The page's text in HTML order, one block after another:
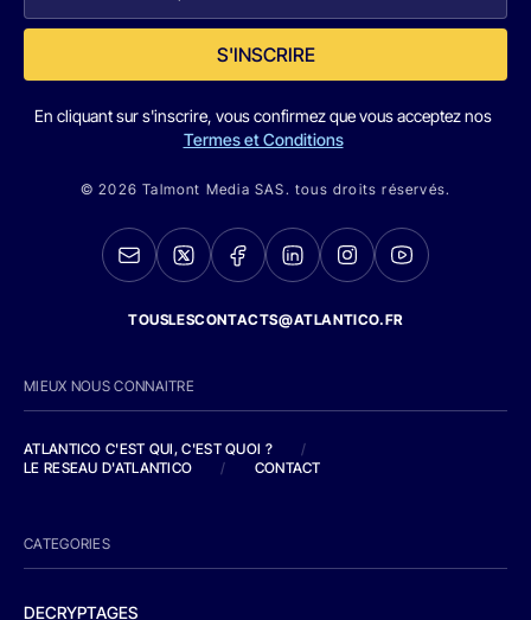
S'INSCRIRE
En cliquant sur s'inscrire, vous confirmez que vous acceptez nos
Termes et Conditions
© 2026 Talmont Media SAS. tous droits réservés.
TOUSLESCONTACTS@ATLANTICO.FR
MIEUX NOUS CONNAITRE
ATLANTICO C'EST QUI, C'EST QUOI ?
/
LE RESEAU D'ATLANTICO
/ CONTACT
CATEGORIES
DECRYPTAGES